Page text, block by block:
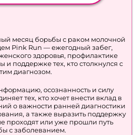
месяц борьбы с раком молочной
Pink Run — ежегодный забег,
здоровья, профилактике
поддержке тех, кто столкнулся с
диагнозом.
осознанность и силу
тех, кто хочет внести вклад в
о важности ранней диагностики
а также выразить поддержку
проходят или уже прошли путь
с заболеванием.